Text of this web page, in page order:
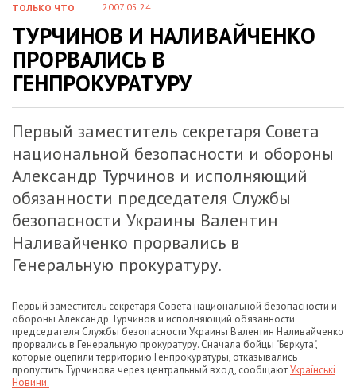
ТОЛЬКО ЧТО 2007.05.24
ТУРЧИНОВ И НАЛИВАЙЧЕНКО
ПРОРВАЛИСЬ В
ГЕНПРОКУРАТУРУ
Первый заместитель секретаря Совета
национальной безопасности и обороны
Александр Турчинов и исполняющий
обязанности председателя Службы
безопасности Украины Валентин
Наливайченко прорвались в
Генеральную прокуратуру.
Первый заместитель секретаря Совета национальной безопасности и
обороны Александр Турчинов и исполняющий обязанности
председателя Службы безопасности Украины Валентин Наливайченко
прорвались в Генеральную прокуратуру. Сначала бойцы "Беркута",
которые оцепили территорию Генпрокуратуры, отказывались
пропустить Турчинова через центральный вход, сообщаютУкраїнські
Новини.